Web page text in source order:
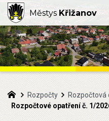
Rozpočty
Rozpočtová
Rozpočtové opatření č. 1/
Městys Křižanov